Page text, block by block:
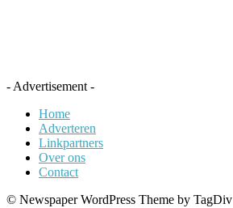
- Advertisement -
Home
Adverteren
Linkpartners
Over ons
Contact
© Newspaper WordPress Theme by TagDiv